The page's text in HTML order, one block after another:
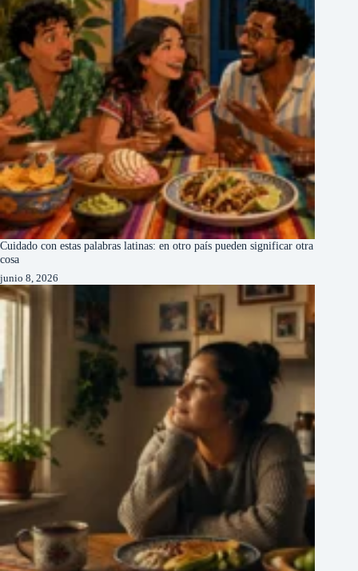
Cuidado con estas palabras latinas: en otro país pueden significar otra
cosa
junio 8, 2026